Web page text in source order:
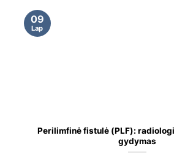
Perilimfinė fistulė (PLF):
gydymas
09
Lap